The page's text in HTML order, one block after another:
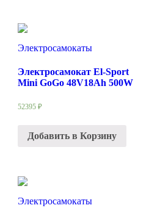
Электросамокаты
Электросамокат El-Sport
Mini GoGo 48V18Ah 500W
52395 ₽
Добавить в Корзину
Электросамокаты